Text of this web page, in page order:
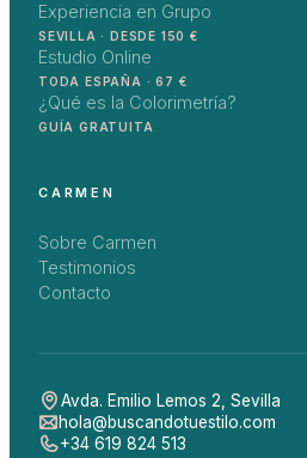
Experiencia en Grupo
SEVILLA · DESDE 150 €
Estudio Online
TODA ESPAÑA · 67 €
¿Qué es la Colorimetría?
GUÍA GRATUITA
CARMEN
Sobre Carmen
Testimonios
Contacto
Avda. Emilio Lemos 2 Sevilla
hola@buscandotuestilo.com
+34 619 824 513